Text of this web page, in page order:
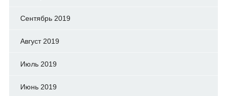
Сентябрь 2019
Август 2019
Июль 2019
Июнь 2019